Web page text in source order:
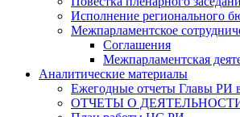
Исполнение регионального
Межпарламентское
Соглашения
Межпарламентская
Аналитические материалы
Ежегодные отчеты Главы
ОТЧЕТЫ О